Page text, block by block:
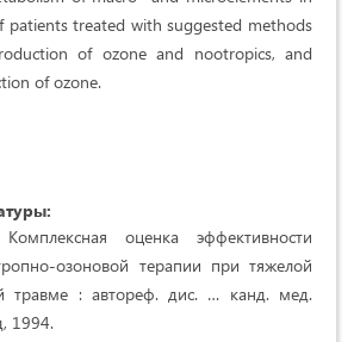
patients treated with suggested methods
of ozone and nootropics, and
of ozone.
оценка эффективности
озоновой терапии при тяжелой
травме : автореф. дис. … канд. мед.
1994.